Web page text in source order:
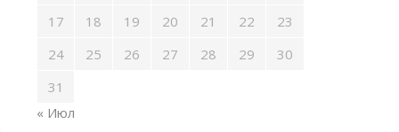
17
18 19 20 21 22
23
24
25 26 27 28 29
30
31
« Июл